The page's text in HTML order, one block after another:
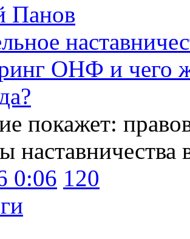
Панов
ОНФ и чего
покажет:
наставничества
0:06 120